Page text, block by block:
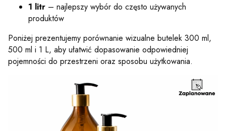
1 litr – najlepszy wybór do często używanych
produktów
Poniżej prezentujemy porównanie wizualne butelek 300 ml,
500 ml i 1 L, aby ułatwić dopasowanie odpowiedniej
pojemności do przestrzeni oraz sposobu użytkowania.